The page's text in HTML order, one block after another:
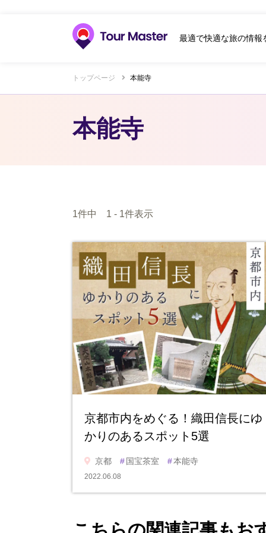
最適で快適な旅の情報
トップページ 本能寺
本能寺
1件中 1 - 1件表示
京都市内をめぐる！織田信長にゆ
かりのあるスポット5選
京都 # 国宝茶室 #本能寺
2022.06.08